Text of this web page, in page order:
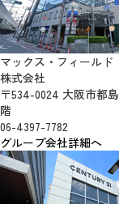
マックス・フィールド
株式会社
〒534-0024 大阪市都
階
06-4397-7782
グループ会社詳細へ